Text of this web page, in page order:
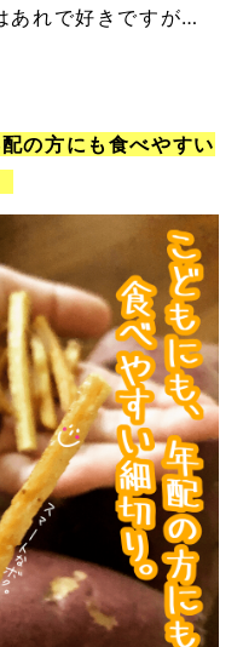
あれで好きですが…
の方にも食べやすい